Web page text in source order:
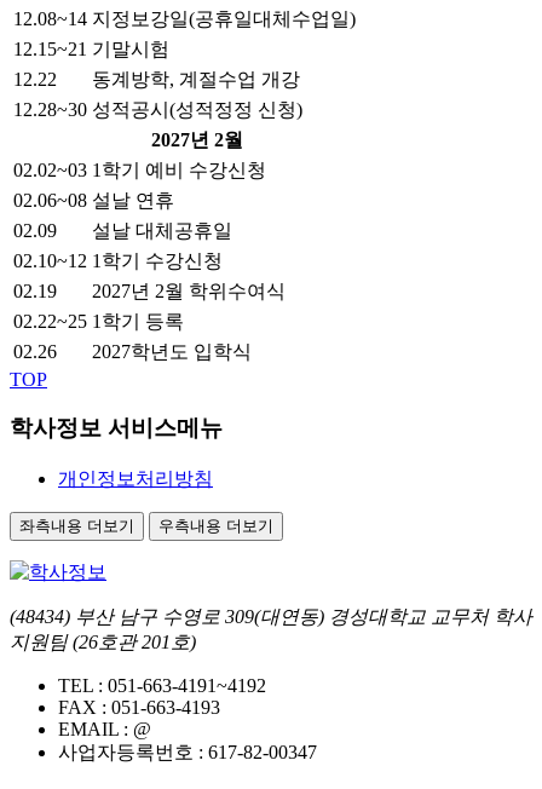
12.08~14 지정보강일(공휴일대체수업일)
12.15~21 기말시험
12.22
동계방학, 계절수업 개강
12.28~30 성적공시(성적정정 신청)
2027년 2월
02.02~03 1학기 예비 수강신청
02.06~08 설날 연휴
02.09
설날 대체공휴일
02.10~12 1학기 수강신청
02.19
2027년 2월 학위수여식
02.22~25 1학기 등록
02.26
2027학년도 입학식
TOP
학사정보 서비스메뉴
개인정보처리방침
좌측내용 더보기 우측내용 더보기
(48434) 부산 남구 수영로 309(대연동) 경성대학교 교무처 학사
지원팀 (26호관 201호)
TEL : 051-663-4191~4192
FAX : 051-663-4193
EMAIL : @
사업자등록번호 : 617-82-00347